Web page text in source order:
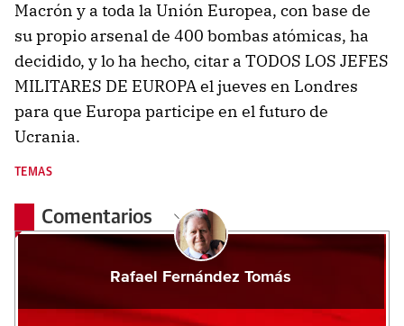
Macrón y a toda la Unión Europea, con base de
su propio arsenal de 400 bombas atómicas, ha
decidido, y lo ha hecho, citar a TODOS LOS JEFES
MILITARES DE EUROPA el jueves en Londres
para que Europa participe en el futuro de
Ucrania.
TEMAS
Comentarios
Rafael Fernández Tomás